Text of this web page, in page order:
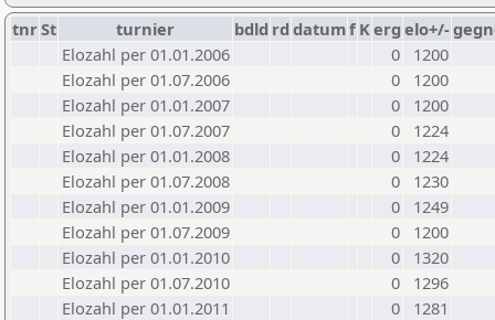
tnrSt turnier bdld rd datumf Kerg elo+/-
Elozahl per 01.01.2006
0
1200
Elozahl per 01.07.2006
0
1200
Elozahl per 01.01.2007
0
1200
Elozahl per 01.07.2007
0
1224
Elozahl per 01.01.2008
0
1224
Elozahl per 01.07.2008
0
1230
Elozahl per 01.01.2009
0
1249
Elozahl per 01.07.2009
0
1200
Elozahl per 01.01.2010
0
1320
Elozahl per 01.07.2010
0
1296
Elozahl per 01.01.2011
0
1281